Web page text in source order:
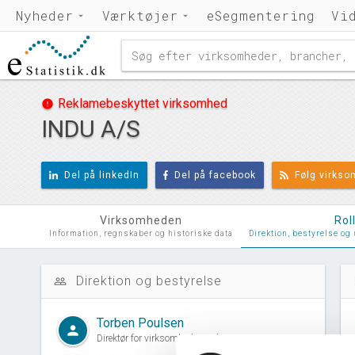
Nyheder Værktøjer eSegmentering
error Reklamebeskyttet virksomhed
INDU A/S
Del på linkedIn Del på facebook Følg
Virksomheden
Information, regnskaber og historiske data Direktion, bestyrelse
people_outline Direktion og bestyrelse
person Torben Poulsen
Direktør for virksomheden siden 28. marts, 2000